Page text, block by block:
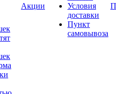
Акции
Условия
доставки
Пункт
самовывоза